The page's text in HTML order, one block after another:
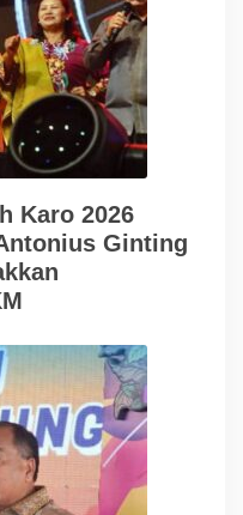
Karo 2026
Ginting